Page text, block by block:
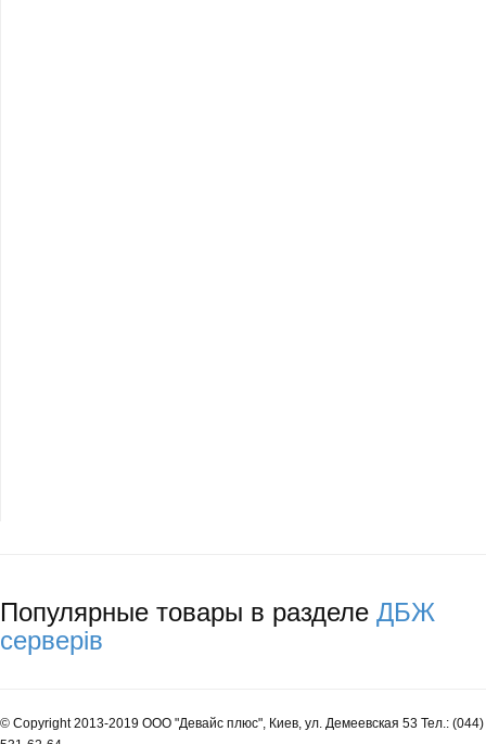
Популярные товары в разделе ДБЖ
серверів
© Copyright 2013-2019 ООО "Девайс плюс", Киев, ул. Демеевская 53 Тел.: (044)